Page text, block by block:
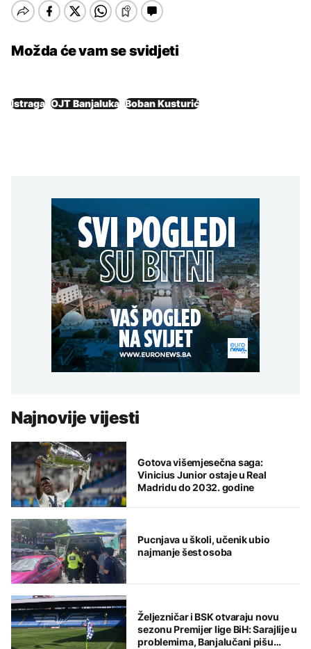
Možda će vam se svidjeti
Istraga OJT Banjaluka Boban Kusturić
Najnovije vijesti
Gotova višemjesečna saga:
Vinicius Junior ostaje u Real
Madridu do 2032. godine
Pucnjava u školi, učenik ubio
najmanje šest osoba
Željezničar i BSK otvaraju novu
sezonu Premijer lige BiH: Sarajlije u
problemima, Banjalučani pišu